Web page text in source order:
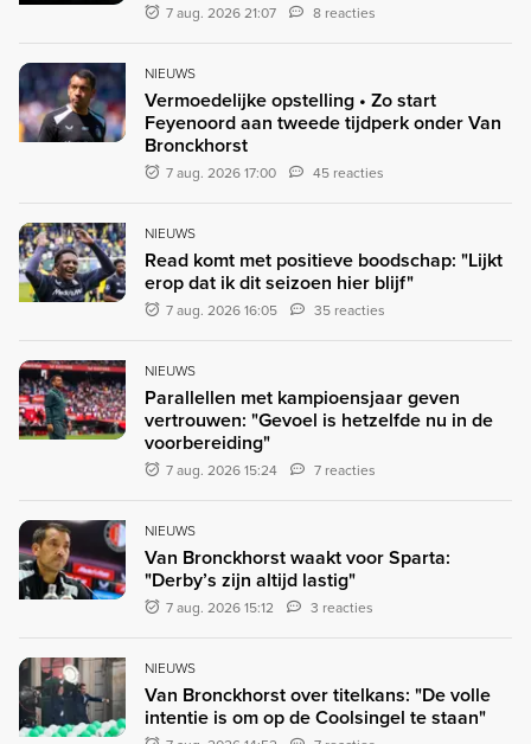
7 aug. 2026 21:07 8 reacties
NIEUWS
Vermoedelijke opstelling • Zo start
Feyenoord aan tweede tijdperk onder Van
Bronckhorst
7 aug. 2026 17:00 45 reacties
NIEUWS
Read komt met positieve boodschap: "Lijkt
erop dat ik dit seizoen hier blijf"
7 aug. 2026 16:05 35 reacties
NIEUWS
Parallellen met kampioensjaar geven
vertrouwen: "Gevoel is hetzelfde nu in de
voorbereiding"
7 aug. 2026 15:24 7 reacties
NIEUWS
Van Bronckhorst waakt voor Sparta:
"Derby’s zijn altijd lastig"
7 aug. 2026 15:12 3 reacties
NIEUWS
Van Bronckhorst over titelkans: "De volle
intentie is om op de Coolsingel te staan"